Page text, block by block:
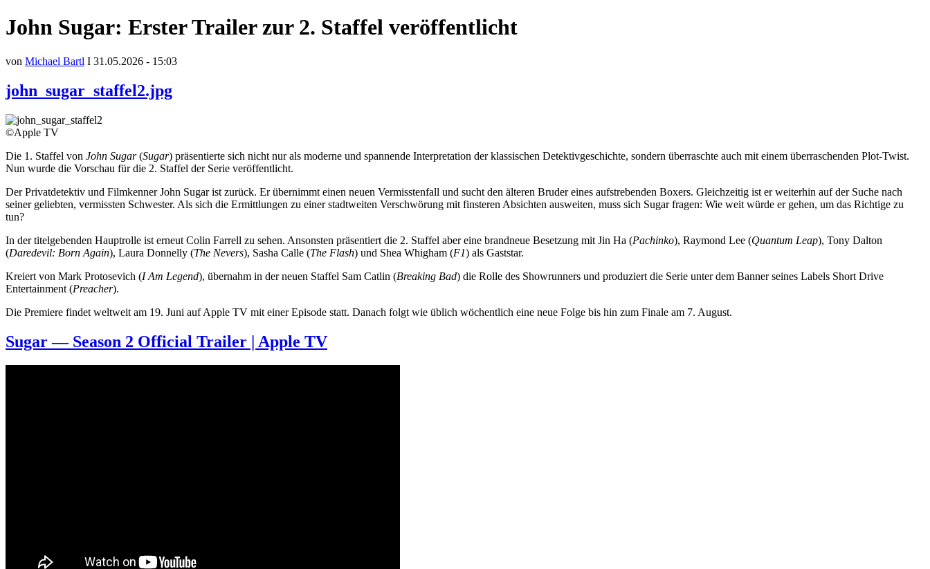
John Sugar: Erster Trailer zur 2. Staffel veröffentlicht
von Michael Bartl I 31.05.2026 - 15:03
john_sugar_staffel2.jpg
©Apple TV
Die 1. Staffel von John Sugar(Sugar) präsentierte sich nicht nur als moderne und spannende Interpretation der klassischen Detektivgeschichte, sondern überraschte auch mit einem überraschenden Plot-Twist.
Nun wurde die Vorschau für die 2. Staffel der Serie veröffentlicht.
Der Privatdetektiv und Filmkenner John Sugar ist zurück. Er übernimmt einen neuen Vermisstenfall und sucht den älteren Bruder eines aufstrebenden Boxers. Gleichzeitig ist er weiterhin auf der Suche nach
seiner geliebten, vermissten Schwester. Als sich die Ermittlungen zu einer stadtweiten Verschwörung mit finsteren Absichten ausweiten, muss sich Sugar fragen: Wie weit würde er gehen, um das Richtige zu
tun?
In der titelgebenden Hauptrolle ist erneut Colin Farrell zu sehen. Ansonsten präsentiert die 2. Staffel aber eine brandneue Besetzung mit Jin Ha (Pachinko), Raymond Lee (Quantum Leap), Tony Dalton
(Daredevil: Born Again), Laura Donnelly (The Nevers), Sasha Calle (The Flash) und Shea Whigham (F1) als Gaststar.
Kreiert von Mark Protosevich (I Am Legend), übernahm in der neuen Staffel Sam Catlin (Breaking Bad) die Rolle des Showrunners und produziert die Serie unter dem Banner seines Labels Short Drive
Entertainment (Preacher).
Die Premiere findet weltweit am 19. Juni auf Apple TV mit einer Episode statt. Danach folgt wie üblich wöchentlich eine neue Folge bis hin zum Finale am 7. August.
Sugar — Season 2 Official Trailer | Apple TV